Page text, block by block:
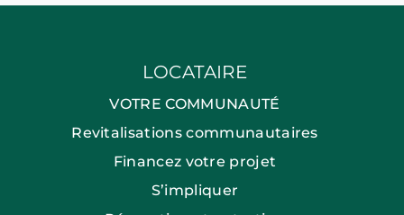
LOCATAIRE
VOTRE COMMUNAUTÉ
Revitalisations communautaires
Financez votre projet
S’impliquer